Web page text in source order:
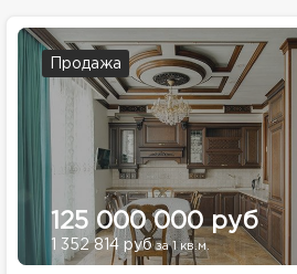
Продажа
125 000 000 руб
1 352 814 рубза 1 кв.м.